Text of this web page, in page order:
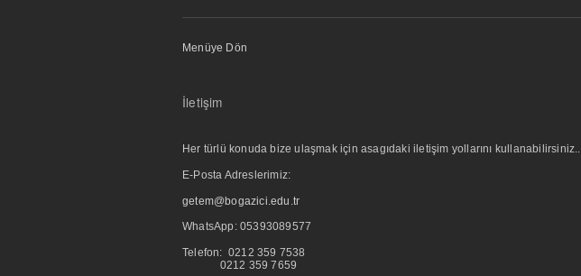
Menüye Dön
İletişim
Her türlü konuda bize ulaşmak için asagıdaki iletişim yollarını kullanabilirsiniz..
E-Posta Adreslerimiz:
getem@bogazici.edu.tr
WhatsApp: 05393089577
Telefon: 0212 359 7538
0212 359 7659